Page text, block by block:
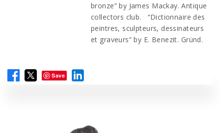
bronze” by James Mackay. Antique
collectors club. “Dictionnaire des
peintres, sculpteurs, dessinateurs
et graveurs” by E. Benezit. Gründ.
Save